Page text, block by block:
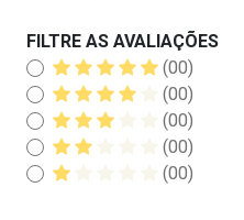
FILTRE AS AVALIAÇÕES
(00)
(00)
(00)
(00)
(00)